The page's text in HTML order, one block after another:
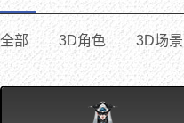
全部 3D角色 3D场景